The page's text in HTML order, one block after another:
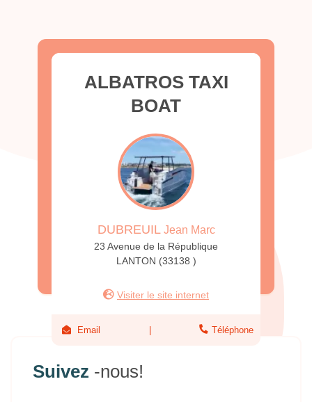
ALBATROS TAXI
BOAT
DUBREUILJean Marc
23 Avenue de la République
LANTON (33138 )
Visiter le site internet
Email Téléphone
Suivez -nous!